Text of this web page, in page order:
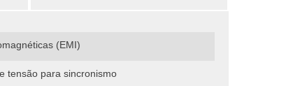
(EMI)
tensão para sincronismo